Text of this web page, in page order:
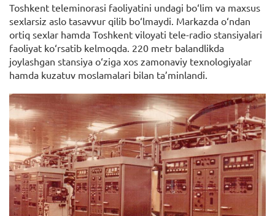
Toshkent teleminorasi faoliyatini undagi bo‘lim va maxsus
sexlarsiz aslo tasavvur qilib bo‘lmaydi. Markazda o‘ndan
ortiq sexlar hamda Toshkent viloyati tele-radio stansiyalari
faoliyat ko‘rsatib kelmoqda. 220 metr balandlikda
joylashgan stansiya o‘ziga xos zamonaviy texnologiyalar
hamda kuzatuv moslamalari bilan ta’minlandi.